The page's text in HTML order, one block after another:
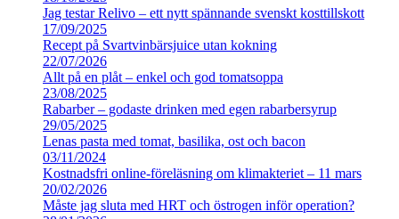
Jag testar Relivo – ett nytt spännande svenskt kosttillskott
17/09/2025
Recept på Svartvinbärsjuice utan kokning
22/07/2026
Allt på en plåt – enkel och god tomatsoppa
23/08/2025
Rabarber – godaste drinken med egen rabarbersyrup
29/05/2025
Lenas pasta med tomat, basilika, ost och bacon
03/11/2024
Kostnadsfri online-föreläsning om klimakteriet – 11 mars
20/02/2026
Måste jag sluta med HRT och östrogen inför operation?